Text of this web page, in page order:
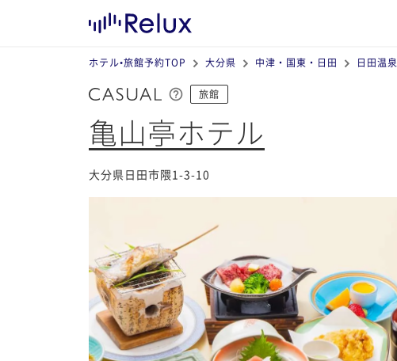
ホテル•旅館予約TOP 大分県 中津・国東・日田 日田温泉
旅館
亀山亭ホテル
大分県日田市隈1-3-10